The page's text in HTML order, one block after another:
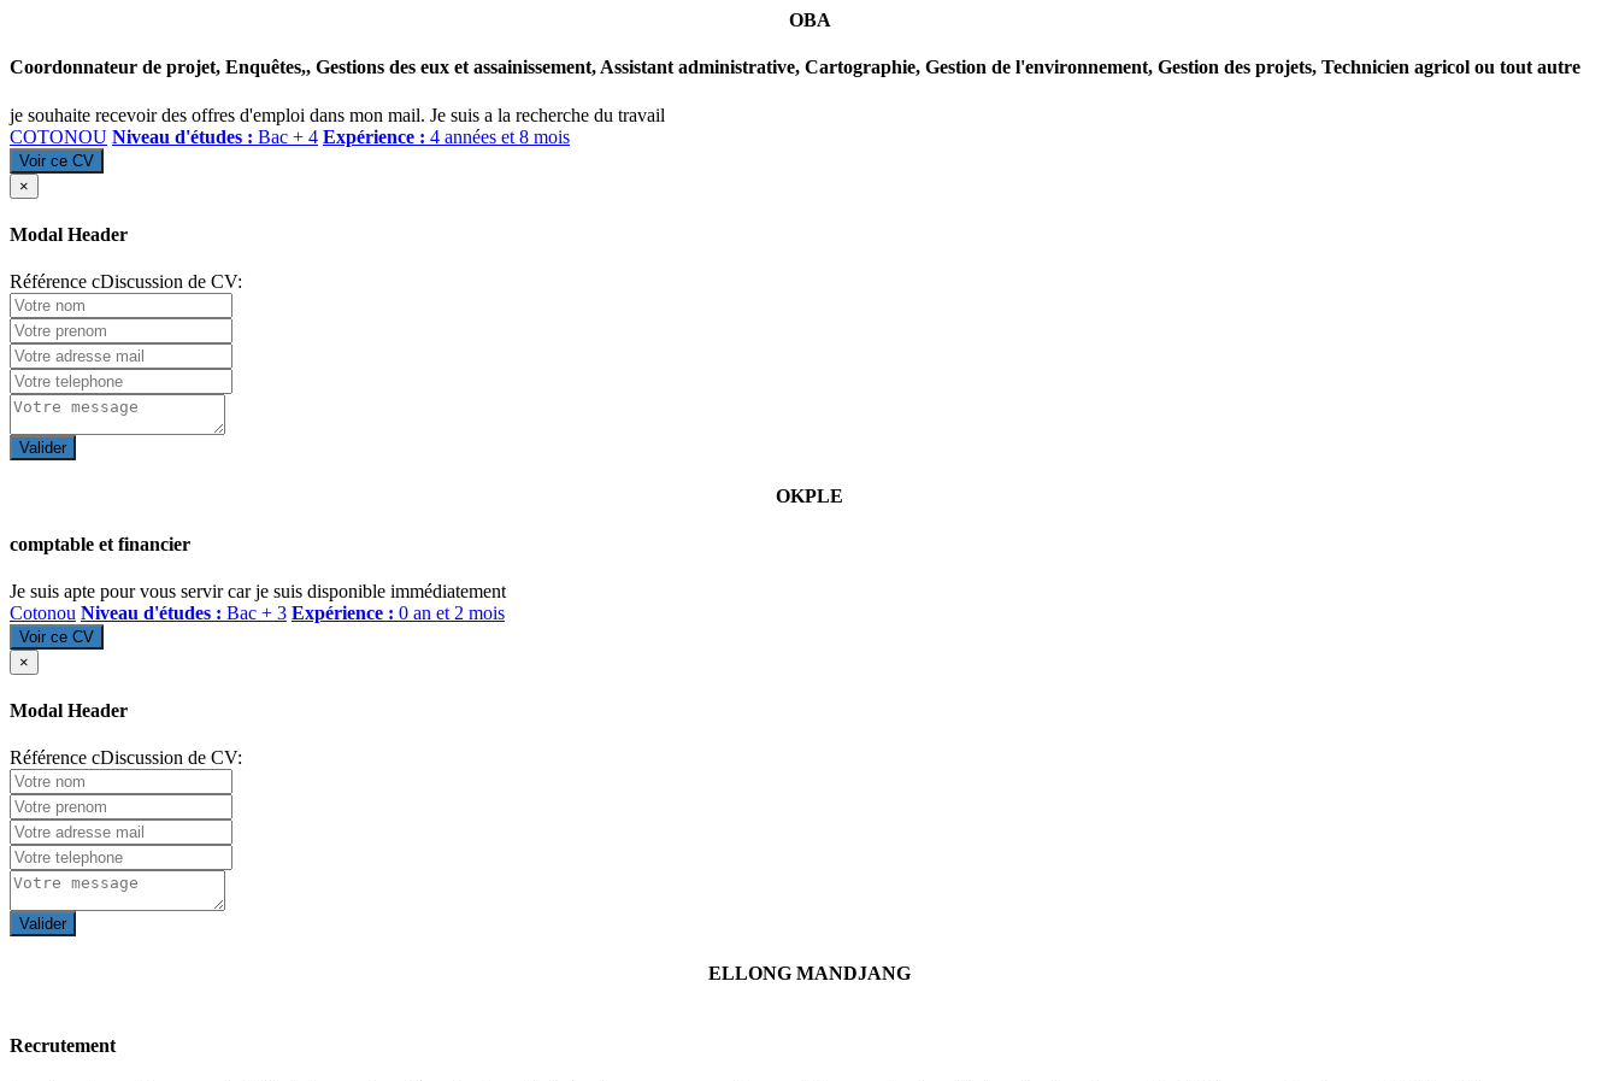
OBA
Coordonnateur de projet, Enquêtes,, Gestions des eux et assainissement, Assistant administrative, Cartographie, Gestion de l'environnement, Gestion des projets, Technicien agricol ou tout autre
je souhaite recevoir des offres d'emploi dans mon mail. Je suis a la recherche du travail
COTONOU Niveau d'études : Bac + 4 Expérience : 4 années et 8 mois
Voir ce CV
×
Modal Header
Référence cDiscussion de CV:
Valider
OKPLE
comptable et financier
Je suis apte pour vous servir car je suis disponible immédiatement
Cotonou Niveau d'études : Bac + 3 Expérience : 0 an et 2 mois
Voir ce CV
×
Modal Header
Référence cDiscussion de CV:
Valider
ELLONG MANDJANG
Recrutement